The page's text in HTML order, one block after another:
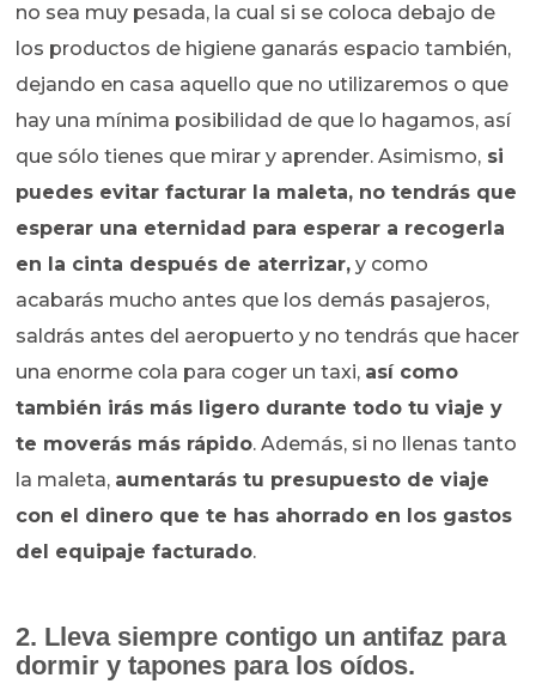
no sea muy pesada, la cual si se coloca debajo de
los productos de higiene ganarás espacio también,
dejando en casa aquello que no utilizaremos o que
hay una mínima posibilidad de que lo hagamos, así
que sólo tienes que mirar y aprender. Asimismo, si
puedes evitar facturar la maleta, no tendrás que
esperar una eternidad para esperar a recogerla
en la cinta después de aterrizar, y como
acabarás mucho antes que los demás pasajeros,
saldrás antes del aeropuerto y no tendrás que hacer
una enorme cola para coger un taxi, así como
también irás más ligero durante todo tu viaje y
te moverás más rápido. Además, si no llenas tanto
la maleta, aumentarás tu presupuesto de viaje
con el dinero que te has ahorrado en los gastos
del equipaje facturado.
2. Lleva siempre contigo un antifaz para
dormir y tapones para los oídos.